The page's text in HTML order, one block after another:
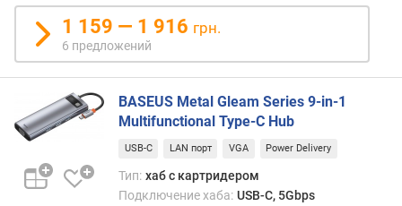
1 159 — 1 916 грн.
6 предложений
BASEUS Metal Gleam Series 9-in-1
Multifunctional Type-C Hub
USB-C LAN порт VGA Power Delivery
Тип: хаб с картридером
Подключение хаба: USB-C, 5Gbps